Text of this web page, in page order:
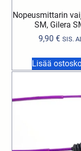
Nopeusmittarin
SM, Gilera
9,90 € SIS.
Lisää